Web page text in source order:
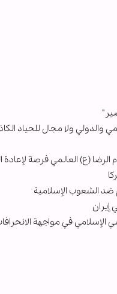
والدولي ولا مجال للحياد
(ع) العالمي فرصة لإعادة
ضد الشعوب الإسلامية
إيران
الإسلامي في مواجهة